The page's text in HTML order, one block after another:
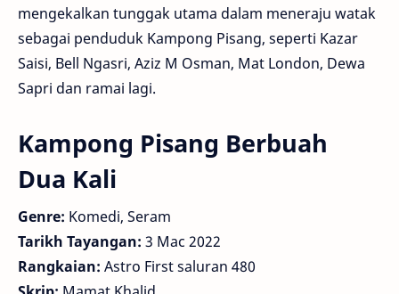
mengekalkan tunggak utama dalam meneraju watak
sebagai penduduk Kampong Pisang, seperti Kazar
Saisi, Bell Ngasri, Aziz M Osman, Mat London, Dewa
Sapri dan ramai lagi.
Kampong Pisang Berbuah
Dua Kali
Genre: Komedi, Seram
Tarikh Tayangan: 3 Mac 2022
Rangkaian: Astro First saluran 480